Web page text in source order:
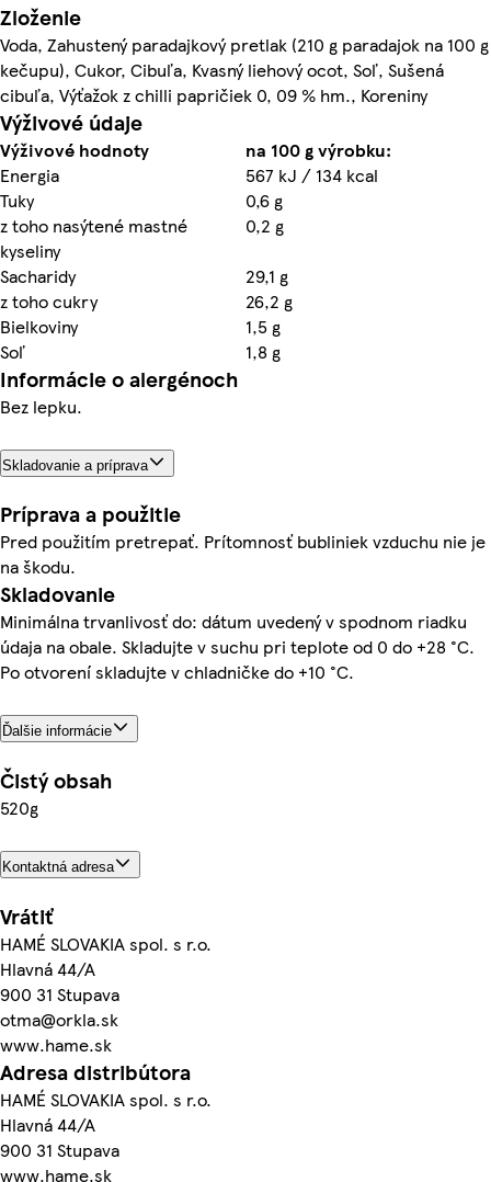
Zloženie
Voda, Zahustený paradajkový pretlak (210 g paradajok na 100 g
kečupu), Cukor, Cibuľa, Kvasný liehový ocot, Soľ, Sušená
cibuľa, Výťažok z chilli papričiek 0, 09 % hm., Koreniny
Výživové údaje
Výživové hodnoty
na 100 g výrobku:
Energia
567 kJ / 134 kcal
Tuky
0,6 g
z toho nasýtené mastné
kyseliny
0,2 g
Sacharidy
29,1 g
z toho cukry
26,2 g
Bielkoviny
1,5 g
Soľ
1,8 g
Informácie o alergénoch
Bez lepku.
Skladovanie a príprava
Príprava a použitie
Pred použitím pretrepať. Prítomnosť bubliniek vzduchu nie je
na škodu.
Skladovanie
Minimálna trvanlivosť do: dátum uvedený v spodnom riadku
údaja na obale. Skladujte v suchu pri teplote od 0 do +28 °C.
Po otvorení skladujte v chladničke do +10 °C.
Ďalšie informácie
Čistý obsah
520g
Kontaktná adresa
Vrátiť
HAMÉ SLOVAKIA spol. s r.o.
Hlavná 44/A
900 31 Stupava
otma@orkla.sk
www.hame.sk
Adresa distribútora
HAMÉ SLOVAKIA spol. s r.o.
Hlavná 44/A
900 31 Stupava
www.hame.sk